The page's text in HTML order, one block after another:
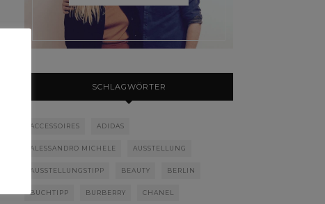
SCHLAGWÖRTER
ACCESSOIRES ADIDAS
ALESSANDRO MICHELE AUSSTELLUNG
AUSSTELLUNGSTIPP BEAUTY BERLIN
BUCHTIPP BURBERRY CHANEL